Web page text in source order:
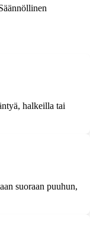
halkeilla tai
suoraan puuhun,